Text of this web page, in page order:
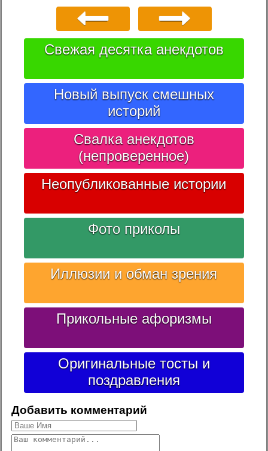
Свежая десятка анекдотов
Новый выпуск смешных
историй
Свалка анекдотов
(непроверенное)
Неопубликованные истории
Фото приколы
Иллюзии и обман зрения
Прикольные афоризмы
Оригинальные тосты и
поздравления
Добавить комментарий